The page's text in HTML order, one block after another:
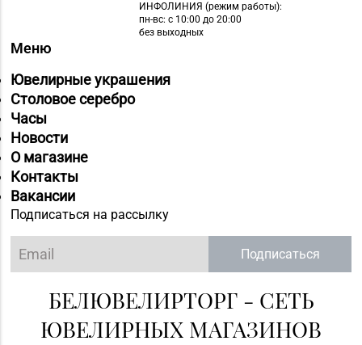
ИНФОЛИНИЯ (режим работы):
пн-вс: с 10:00 до 20:00
без выходных
Меню
Ювелирные украшения
Столовое серебро
Часы
Новости
О магазине
Контакты
Вакансии
Подписаться на рассылку
Подписаться
БЕЛЮВЕЛИРТОРГ - СЕТЬ
ЮВЕЛИРНЫХ МАГАЗИНОВ